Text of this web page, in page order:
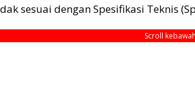
sesuai dengan Spesifikasi Teknis
Scroll